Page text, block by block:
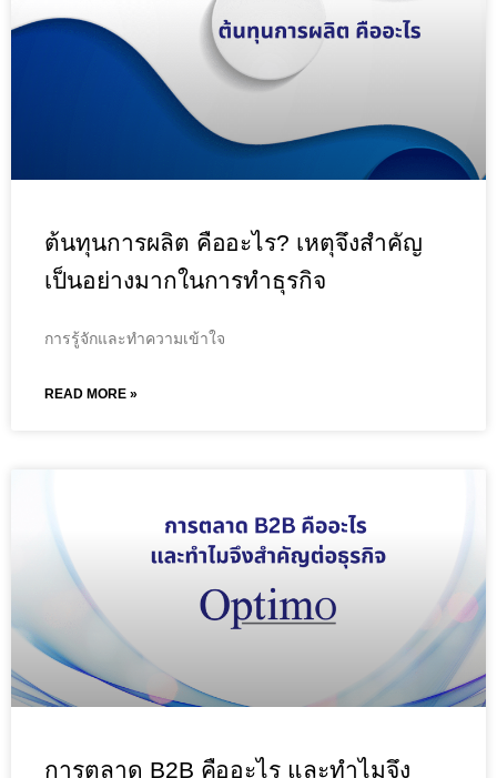
ต้นทุนการผลิต คืออะไร? เหตุจึงสำคัญ
เป็นอย่างมากในการทำธุรกิจ
การรู้จักและทำความเข้าใจ
READ MORE »
การตลาด B2B คืออะไร และทำไมจึง